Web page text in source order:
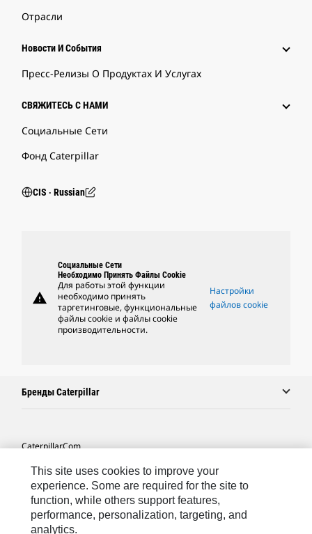
Отрасли
Новости И События
Пресс-Релизы О Продуктах И Услугах
СВЯЖИТЕСЬ С НАМИ
Социальные Сети
Фонд Caterpillar
CIS ‧ Russian
warning
Социальные Сети
Необходимо Принять Файлы Cookie
Для работы этой функции
необходимо принять
таргетинговые, функциональные
файлы cookie и файлы cookie
производительности.
Настройки
файлов cookie
Бренды Caterpillar
Caterpillar.com
Связаться С Caterpillar
Карта Сайта
Cookie Settings
This site uses cookies to improve your
experience. Some are required for the site to
function, while others support features,
performance, personalization, targeting, and
analytics.